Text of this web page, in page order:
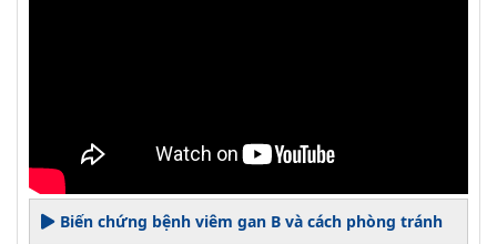
Biến chứng bệnh viêm gan B và cách phòng tránh